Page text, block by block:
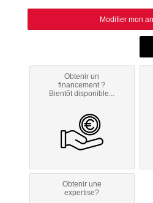
Modifier mon
Obtenir un
financement ?
Bientôt disponible...
Obtenir une
expertise?